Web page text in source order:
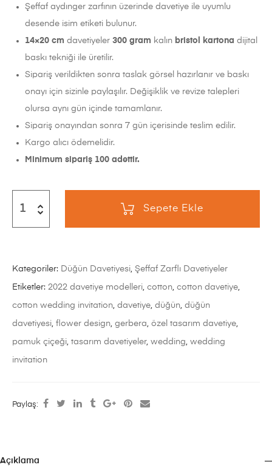
Şeffaf aydınger zarfının üzerinde davetiye ile uyumlu
desende isim etiketi bulunur.
14×20 cm davetiyeler 300 gram kalın bristol kartona dijital
baskı tekniği ile üretilir.
Sipariş verildikten sonra taslak görsel hazırlanır ve baskı
onayı için sizinle paylaşılır. Değişiklik ve revize talepleri
olursa aynı gün içinde tamamlanır.
Sipariş onayından sonra 7 gün içerisinde teslim edilir.
Kargo alıcı ödemelidir.
Minimum sipariş 100 adettir.
Sepete Ekle
Kategoriler: Düğün Davetiyesi, Şeffaf Zarflı Davetiyeler
Etiketler: 2022 davetiye modelleri, cotton, cotton davetiye,
cotton wedding invitation, davetiye, düğün, düğün
davetiyesi, flower design, gerbera, özel tasarım davetiye,
pamuk çiçeği, tasarım davetiyeler, wedding, wedding
invitation
Paylaş:
Açıklama